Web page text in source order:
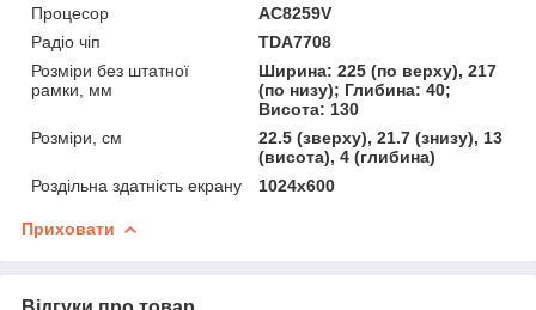
Процесор
AC8259V
Радіо чіп
TDA7708
Розміри без штатної
рамки, мм
Ширина: 225 (по верху), 217
(по низу); Глибина: 40;
Висота: 130
Розміри, см
22.5 (зверху), 21.7 (знизу), 13
(висота), 4 (глибина)
Роздільна здатність екрану
1024х600
Приховати